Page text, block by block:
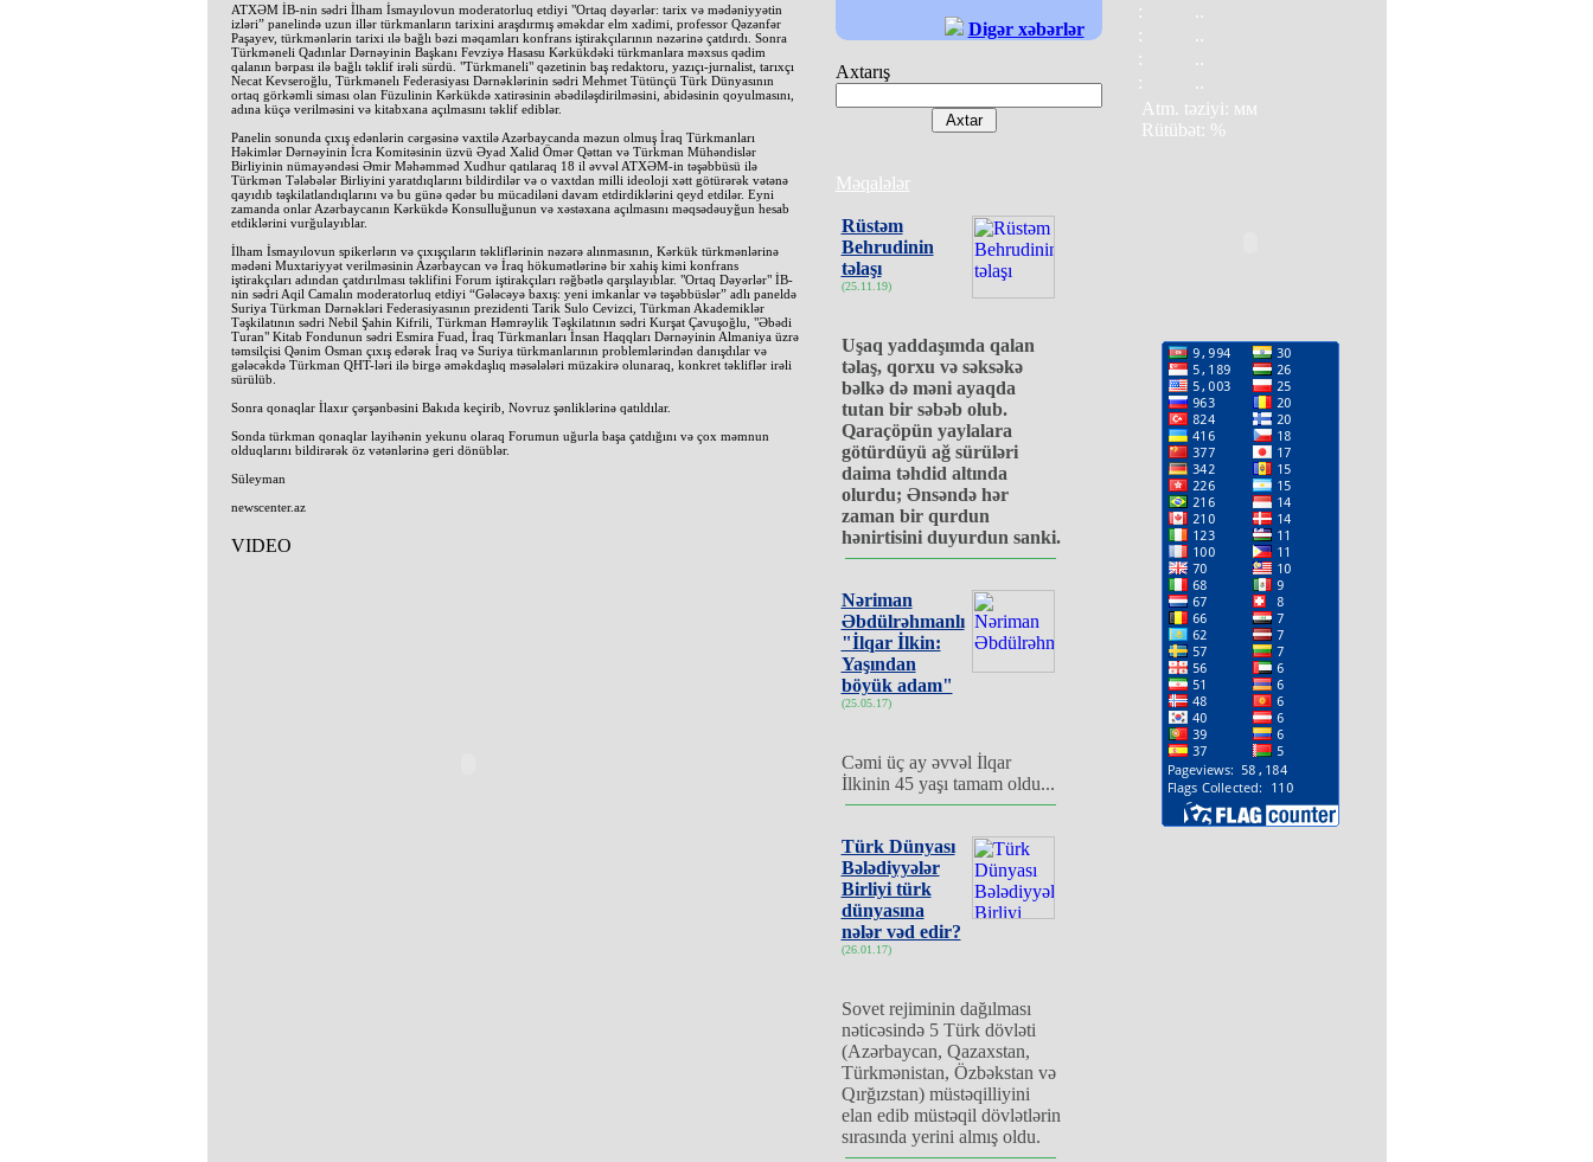
ATXƏM İB-nin sədri İlham İsmayılovun moderatorluq etdiyi "Ortaq dəyərlər: tarix və mədəniyyətin
izləri” panelində uzun illər türkmanların tarixini araşdırmış əməkdar elm xadimi, professor Qəzənfər
Paşayev, türkmənlərin tarixi ılə bağlı bəzi məqamları konfrans iştirakçılarının nəzərinə çatdırdı. Sonra
Türkməneli Qadınlar Dərnəyinin Başkanı Fevziyə Hasasu Kərkükdəki türkmanlara məxsus qədim
qalanın bərpası ilə bağlı təklif irəli sürdü. "Türkmaneli" qəzetinin baş redaktoru, yazıçı-jurnalist, tarıxçı
Necat Kevseroğlu, Türkmənelı Federasiyası Dərnəklərinin sədri Mehmet Tütünçü Türk Dünyasının
ortaq görkəmli siması olan Füzulinin Kərkükdə xatirəsinin əbədiləşdirilməsini, abidəsinin qoyulmasını,
adına küçə verilməsini və kitabxana açılmasını təklif ediblər.
Panelin sonunda çıxış edənlərin cərgəsinə vaxtilə Azərbaycanda məzun olmuş İraq Türkmanları
Həkimlər Dərnəyinin İcra Komitəsinin üzvü Əyad Xalid Ömər Qəttan və Türkman Mühəndislər
Birliyinin nümayəndəsi Əmir Məhəmməd Xudhur qatılaraq 18 il əvvəl ATXƏM-in təşəbbüsü ilə
Türkmən Tələbələr Birliyini yaratdıqlarını bildirdilər və o vaxtdan milli ideoloji xətt götürərək vətənə
qayıdıb təşkilatlandıqlarını və bu günə qədər bu mücadiləni davam etdirdiklərini qeyd etdilər. Eyni
zamanda onlar Azərbaycanın Kərkükdə Konsulluğunun və xəstəxana açılmasını məqsədəuyğun hesab
etdiklərini vurğulayıblar.
İlham İsmayılovun spikerlərın və çıxışçıların təkliflərinin nəzərə alınmasının, Kərkük türkmənlərinə
mədəni Muxtariyyət verilməsinin Azərbaycan və İraq hökumətlərinə bir xahiş kimi konfrans
iştirakçıları adından çatdırılması təklifini Forum iştirakçıları rəğbətlə qarşılayıblar. "Ortaq Dəyərlər" İB-
nin sədri Aqil Camalın moderatorluq etdiyi “Gələcəyə baxış: yeni imkanlar və təşəbbüslər” adlı paneldə
Suriya Türkman Dərnəkləri Federasiyasının prezidenti Tarik Sulo Cevizci, Türkman Akademiklər
Təşkilatının sədri Nebil Şahin Kifrili, Türkman Həmrəylik Təşkilatının sədri Kurşat Çavuşoğlu, "Əbədi
Turan" Kitab Fondunun sədri Esmira Fuad, İraq Türkmanları İnsan Haqqları Dərnəyinin Almaniya üzrə
təmsilçisi Qənim Osman çıxış edərək İraq və Suriya türkmanlarının problemlərindən danışdılar və
gələcəkdə Türkman QHT-ləri ilə birgə əməkdaşlıq məsələləri müzakirə olunaraq, konkret təkliflər irəli
sürülüb.
Sonra qonaqlar İlaxır çərşənbəsini Bakıda keçirib, Novruz şənliklərinə qatıldılar.
Sonda türkman qonaqlar layihənin yekunu olaraq Forumun uğurla başa çatdığını və çox məmnun
olduqlarını bildirərək öz vətənlərinə geri dönüblər.
Süleyman
newscenter.az
VIDEO
Digər xəbərlər
Axtarış
Məqalələr
Rüstəm
Behrudinin
təlaşı
(25.11.19)
Uşaq yaddaşımda qalan
təlaş, qorxu və səksəkə
bəlkə də məni ayaqda
tutan bir səbəb olub.
Qaraçöpün yaylalara
götürdüyü ağ sürüləri
daima təhdid altında
olurdu; Ənsəndə hər
zaman bir qurdun
hənirtisini duyurdun sanki.
Nəriman
Əbdülrəhmanlı
"İlqar İlkin:
Yaşından
böyük adam"
(25.05.17)
Cəmi üç ay əvvəl İlqar
İlkinin 45 yaşı tamam oldu...
Türk Dünyası
Bələdiyyələr
Birliyi türk
dünyasına
nələr vəd edir?
(26.01.17)
Sovet rejiminin dağılması
nəticəsində 5 Türk dövləti
(Azərbaycan, Qazaxstan,
Türkmənistan, Özbəkstan və
Qırğızstan) müstəqilliyini
elan edib müstəqil dövlətlərin
sırasında yerini almış oldu.
:
:
:
:
Atm. təziyi: мм
Rütübət: %